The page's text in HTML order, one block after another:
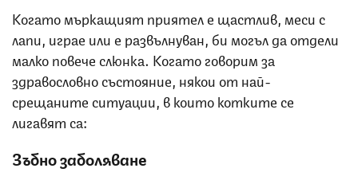
Когато мъркащият приятел е щастлив, меси с
лапи, играе или е развълнуван, би могъл да отдели
малко повече слюнка. Когато говорим за
здравословно състояние, някои от най-
срещаните ситуации, в които котките се
лигавят са:
Зъбно заболяване